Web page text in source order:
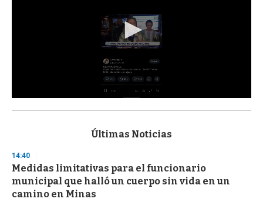
s
d
s
o
f
3
Últimas Noticias
14:40
Medidas limitativas para el funcionario
municipal que halló un cuerpo sin vida en un
camino en Minas